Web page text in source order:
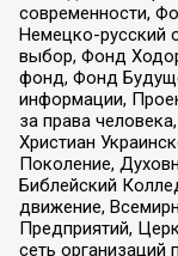
современности,
Немецко-русский
выбор, Фонд
фонд, Фонд
информации,
за права
Христиан
Поколение,
Библейский
движение,
Предприятий,
сеть